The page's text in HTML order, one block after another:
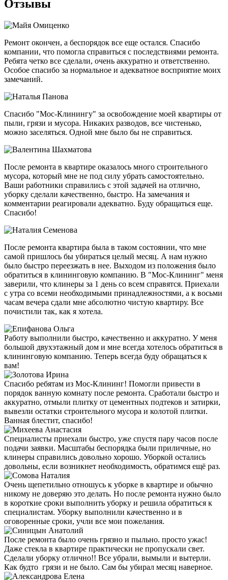
Отзывы
Ремонт окончен, а беспорядок все еще остался. Спасибо
компании, что помогла справиться с последствиями ремонта.
Ребята четко все сделали, очень аккуратно и ответственно.
Особое спасибо за нормальное и адекватное восприятие моих
замечаний.
Спасибо "Мос-Клинингу" за освобождение моей квартиры от
пыли, грязи и мусора. Никаких разводов, все чистенько,
можно заселяться. Одной мне было бы не справиться.
После ремонта в квартире оказалось много строительного
мусора, который мне не под силу убрать самостоятельно.
Ваши работники справились с этой задачей на отлично,
уборку сделали качественно, быстро. На замечания и
комментарии реагировали адекватно. Буду обращаться еще.
Спасибо!
После ремонта квартира была в таком состоянии, что мне
самой пришлось бы убираться целый месяц. А нам нужно
было быстро переезжать в нее. Выходом из положения было
обратиться в клининговую компанию. В "Мос-Клининг" меня
заверили, что клинеры за 1 день со всем справятся. Приехали
с утра со всеми необходимыми принадлежностями, а к восьми
часам вечера сдали мне абсолютно чистую квартиру. Все
почистили так, как я хотела.
Работу выполнили быстро, качественно и аккуратно. У меня
большой двухэтажный дом и мне всегда хотелось обратиться в
клининговую компанию. Теперь всегда буду обращаться к
вам!
Спасибо ребятам из Мос-Клининг! Помогли привести в
порядок ванную комнату после ремонта. Сработали быстро и
аккуратно, отмыли плитку от цементных подтеков и затирки,
вывезли остатки строительного мусора и колотой плитки.
Ванная блестит, спасибо!
Специалисты приехали быстро, уже спустя пару часов после
подачи заявки. Масштабы беспорядка были приличные, но
клинеры справились довольно хорошо. Уборкой остались
довольны, если возникнет необходимость, обратимся ещё раз.
Очень щепетильно отношусь к уборке в квартире и обычно
никому не доверяю это делать. Но после ремонта нужно было
в короткие сроки выполнить уборку и решила обратиться к
специалистам. Уборку выполнили качественно и в
оговоренные сроки, учли все мои пожелания.
После ремонта было очень грязно и пыльно. просто ужас!
Даже стекла в квартире практически не пропускали свет.
Сделали уборку отлично!! Все убрали, вымыли и вытерли.
Как будто грязи и не было. Сам бы убирал месяц наверное.